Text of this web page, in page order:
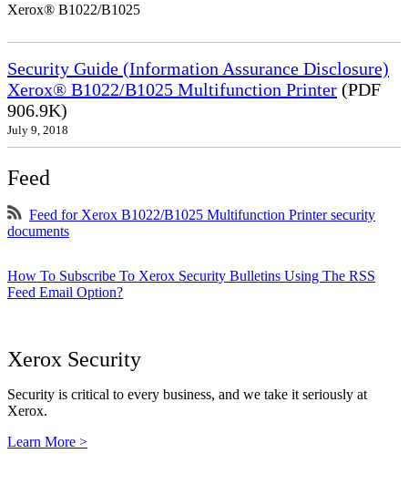
Xerox® B1022/B1025
Security Guide (Information Assurance Disclosure)
Xerox® B1022/B1025 Multifunction Printer (PDF
906.9K)
July 9, 2018
Feed
Feed for Xerox B1022/B1025 Multifunction Printer security
documents
How To Subscribe To Xerox Security Bulletins Using The RSS
Feed Email Option?
Xerox Security
Security is critical to every business, and we take it seriously at
Xerox.
Learn More >